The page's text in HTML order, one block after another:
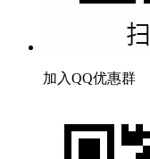
加入QQ优惠群